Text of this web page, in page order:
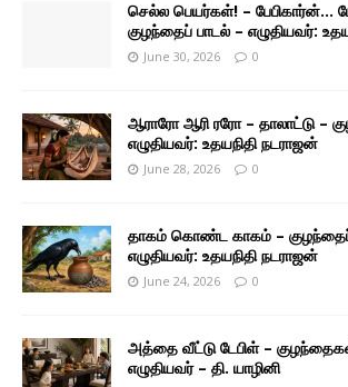
செல்ல பெயர்கள்! – பேபிகார்ன்…
குழந்தைப் பாடல் – எழுதியவர்:
June 30, 2026 0
ஆராரோ ஆரி ரரோ – தாலாட்டு –
எழுதியவர்: உதயநிதி நடராஜன்
June 28, 2026 0
தாகம் கொண்ட காகம் –
எழுதியவர்: உதயநிதி நடராஜன்
June 24, 2026 0
அத்தை வீட்டு டேபிள் –
எழுதியவர் – தி. யாழினி